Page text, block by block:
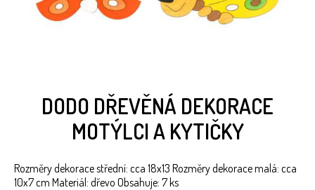
DODO DŘEVĚNÁ DEKORACE
MOTÝLCI A KYTIČKY
Rozměry dekorace střední: cca 18x13 Rozměry dekorace malá: cca
10x7 cm Materiál: dřevo Obsahuje: 7 ks